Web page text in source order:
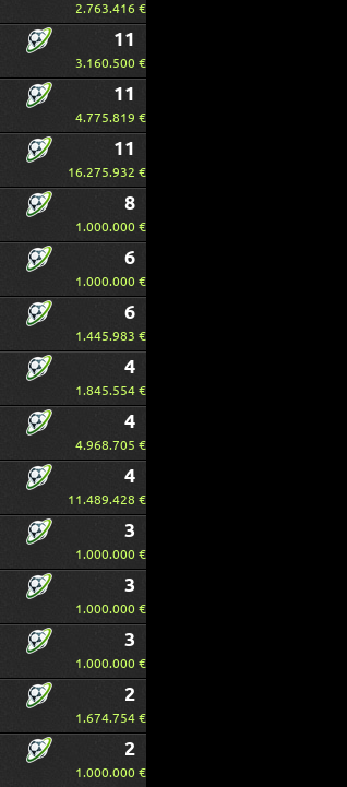
2.763.416 €
11
3.160.500 €
11
4.775.819 €
11
16.275.932 €
8
1.000.000 €
6
1.000.000 €
6
1.445.983 €
4
1.845.554 €
4
4.968.705 €
4
11.489.428 €
3
1.000.000 €
3
1.000.000 €
3
1.000.000 €
2
1.674.754 €
2
1.000.000 €